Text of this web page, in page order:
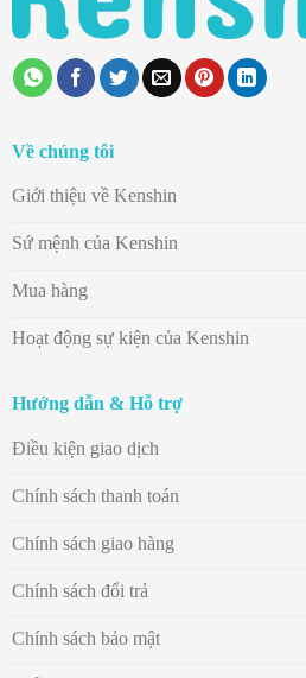
Về chúng tôi
Giới thiệu về Kenshin
Sứ mệnh của Kenshin
Mua hàng
Hoạt động sự kiện của Kenshin
Hướng dẫn & Hỗ trợ
Điều kiện giao dịch
Chính sách thanh toán
Chính sách giao hàng
Chính sách đổi trả
Chính sách bảo mật